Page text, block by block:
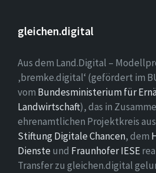
gleichen.digital
Aus dem Land.Digital –
‚bremke.digital‘ (gefördert im
vom Bundesministerium für
Landwirtschaft), das in
ehrenamtlichen Projektkreis
Stiftung Digitale Chancen, dem
Dienste und Fraunhofer IESE
Transfer zu gleichen.digital